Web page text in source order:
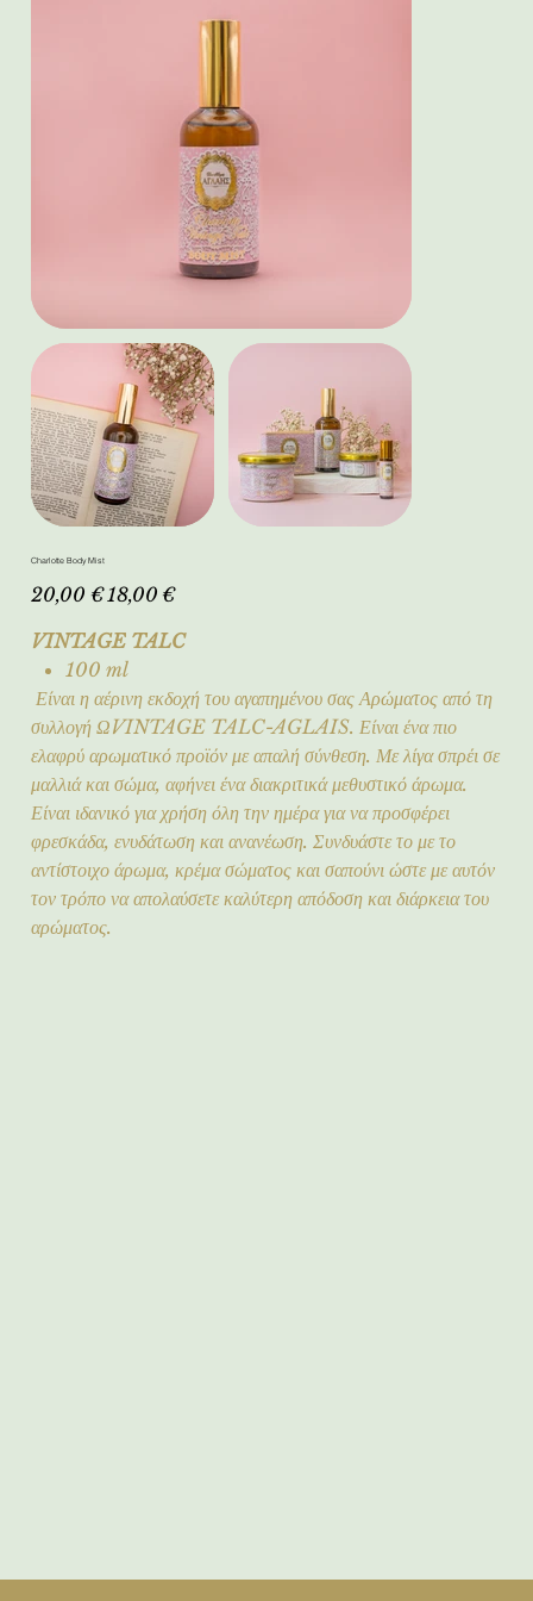
Charlotte Body Mist
Αρχική
τιμή
20,00 €
Τιμή
έκπτωσης
18,00 €
VINTAGE TALC
100 ml
Είναι η αέρινη εκδοχή του αγαπημένου σας Αρώματος από τη
συλλογή ΩVINTAGE TALC-AGLAIS. Είναι ένα πιο
ελαφρύ αρωματικό προϊόν με απαλή σύνθεση. Με λίγα σπρέι σε
μαλλιά και σώμα, αφήνει ένα διακριτικά μεθυστικό άρωμα.
Είναι ιδανικό για χρήση όλη την ημέρα για να προσφέρει
φρεσκάδα, ενυδάτωση και ανανέωση. Συνδυάστε το με το
αντίστοιχο άρωμα, κρέμα σώματος και σαπούνι ώστε με αυτόν
τον τρόπο να απολαύσετε καλύτερη απόδοση και διάρκεια του
αρώματος.